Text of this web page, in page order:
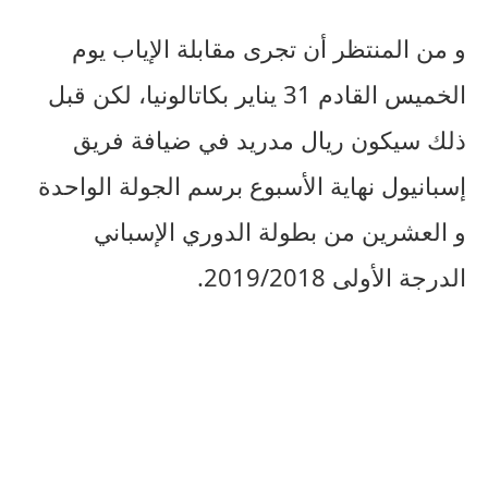
و من المنتظر أن تجرى مقابلة الإياب يوم
الخميس القادم 31 يناير بكاتالونيا، لكن قبل
ذلك سيكون ريال مدريد في ضيافة فريق
إسبانيول نهاية الأسبوع برسم الجولة الواحدة
و العشرين من بطولة الدوري الإسباني
الدرجة الأولى 2019/2018.